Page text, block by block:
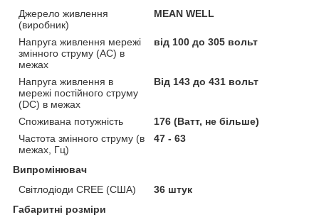
Джерело живлення
(виробник)
MEAN WELL
Напруга живлення мережі
змінного струму (АС) в
межах
від 100 до 305 вольт
Напруга живлення в
мережі постійного струму
(DC) в межах
Від 143 до 431 вольт
Споживана потужність
176 (Ватт, не більше)
Частота змінного струму (в
межах, Гц)
47 - 63
Випромінювач
Світлодіоди CREE (США)
36 штук
Габаритні розміри